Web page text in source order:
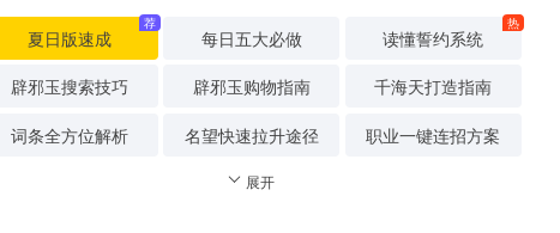
夏日版速成
荐
每日五大必做 读懂誓约系统
热
辟邪玉搜索技巧 辟邪玉购物指南 千海天打造指南
词条全方位解析 名望快速拉升途径 职业一键连招方案
展开